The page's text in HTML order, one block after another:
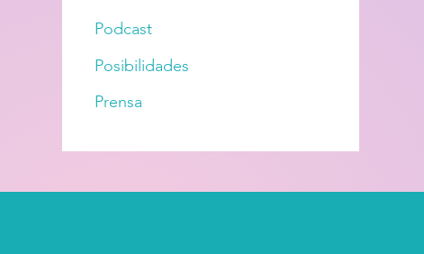
Podcast
Posibilidades
Prensa